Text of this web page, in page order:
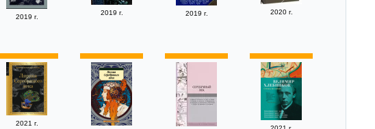
2019 г.
2019 г. 2019 г. 2020 г.
2021 г.